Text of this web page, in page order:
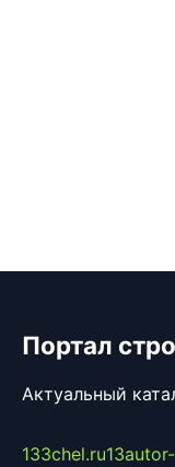
Портал
Актуальный
133chel.ru